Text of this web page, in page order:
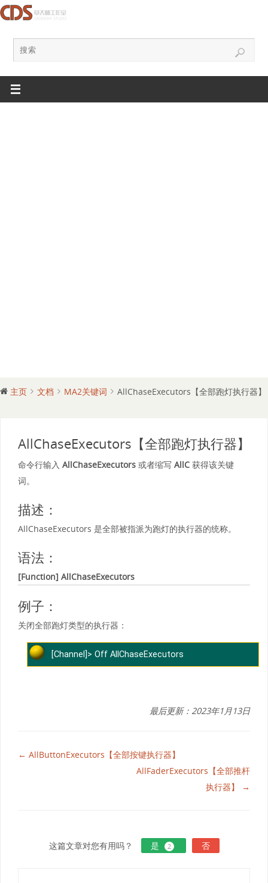
主页 文档 MA2关键词 AllChaseExecutors【全部跑灯执行器】
AllChaseExecutors【全部跑灯执行器】
命令行输入 AllChaseExecutors或者缩写 AllC获得该关键
词。
描述：
AllChaseExecutors 是全部被指派为跑灯的执行器的统称。
语法：
[Function] AllChaseExecutors
例子：
关闭全部跑灯类型的执行器：
[Channel]> Off AllChaseExecutors
最后更新：2023年1月13日
← AllButtonExecutors【全部按键执行器】
AllFaderExecutors【全部推杆
执行器】 →
这篇文章对您有用吗？ 是 2 否